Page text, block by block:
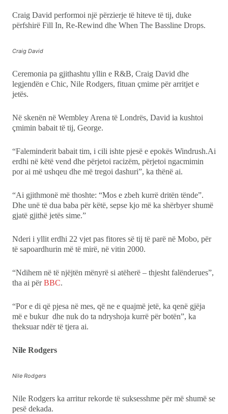
Craig David performoi një përzierje të hiteve të tij, duke
përfshirë Fill In, Re-Rewind dhe When The Bassline Drops.
Craig David
Ceremonia pa gjithashtu yllin e R&B, Craig David dhe
legjendën e Chic, Nile Rodgers, fituan çmime për arritjet e
jetës.
Në skenën në Wembley Arena të Londrës, David ia kushtoi
çmimin babait të tij, George.
“Faleminderit babait tim, i cili ishte pjesë e epokës Windrush.Ai
erdhi në këtë vend dhe përjetoi racizëm, përjetoi ngacmimin
por ai më ushqeu dhe më tregoi dashuri”, ka thënë ai.
“Ai gjithmonë më thoshte: “Mos e zbeh kurrë dritën tënde”.
Dhe unë të dua baba për këtë, sepse kjo më ka shërbyer shumë
gjatë gjithë jetës sime.”
Nderi i yllit erdhi 22 vjet pas fitores së tij të parë në Mobo, për
të sapoardhurin më të mirë, në vitin 2000.
“Ndihem në të njëjtën mënyrë si atëherë – thjesht falënderues”,
tha ai përBBC.
“Por e di që pjesa në mes, që ne e quajmë jetë, ka qenë gjëja
më e bukur dhe nuk do ta ndryshoja kurrë për botën”, ka
theksuar ndër të tjera ai.
Nile Rodgers
Nile Rodgers
Nile Rodgers ka arritur rekorde të suksesshme për më shumë se
pesë dekada.